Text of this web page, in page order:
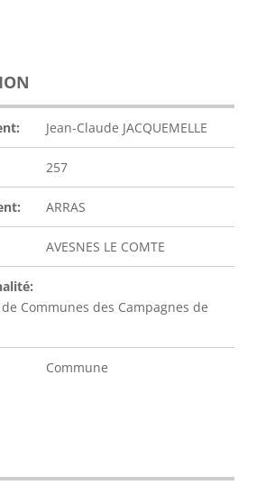
Jean-Claude JACQUEMELLE
257
ARRAS
AVESNES LE COMTE
Communes des Campagnes de
Commune